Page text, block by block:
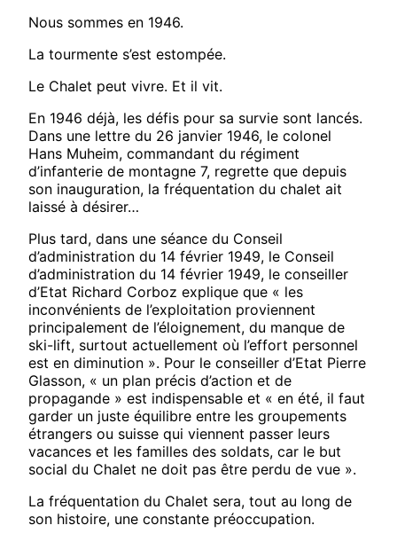
Nous sommes en 1946.
La tourmente s’est estompée.
Le Chalet peut vivre. Et il vit.
En 1946 déjà, les défis pour sa survie sont lancés.
Dans une lettre du 26 janvier 1946, le colonel
Hans Muheim, commandant du régiment
d’infanterie de montagne 7, regrette que depuis
son inauguration, la fréquentation du chalet ait
laissé à désirer…
Plus tard, dans une séance du Conseil
d’administration du 14 février 1949, le Conseil
d’administration du 14 février 1949, le conseiller
d’Etat Richard Corboz explique que « les
inconvénients de l’exploitation proviennent
principalement de l’éloignement, du manque de
ski-lift, surtout actuellement où l’effort personnel
est en diminution ». Pour le conseiller d’Etat Pierre
Glasson, « un plan précis d’action et de
propagande » est indispensable et « en été, il faut
garder un juste équilibre entre les groupements
étrangers ou suisse qui viennent passer leurs
vacances et les familles des soldats, car le but
social du Chalet ne doit pas être perdu de vue ».
La fréquentation du Chalet sera, tout au long de
son histoire, une constante préoccupation.